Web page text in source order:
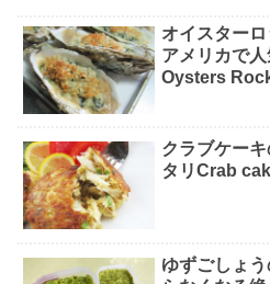
オイスター
アメリカで
Oysters
クラブケー
タリCrab
ゆずごしょ